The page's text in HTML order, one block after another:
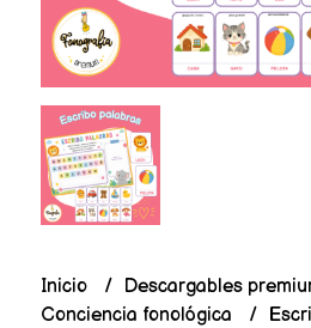
Inicio
Descargables
Conciencia fonológica